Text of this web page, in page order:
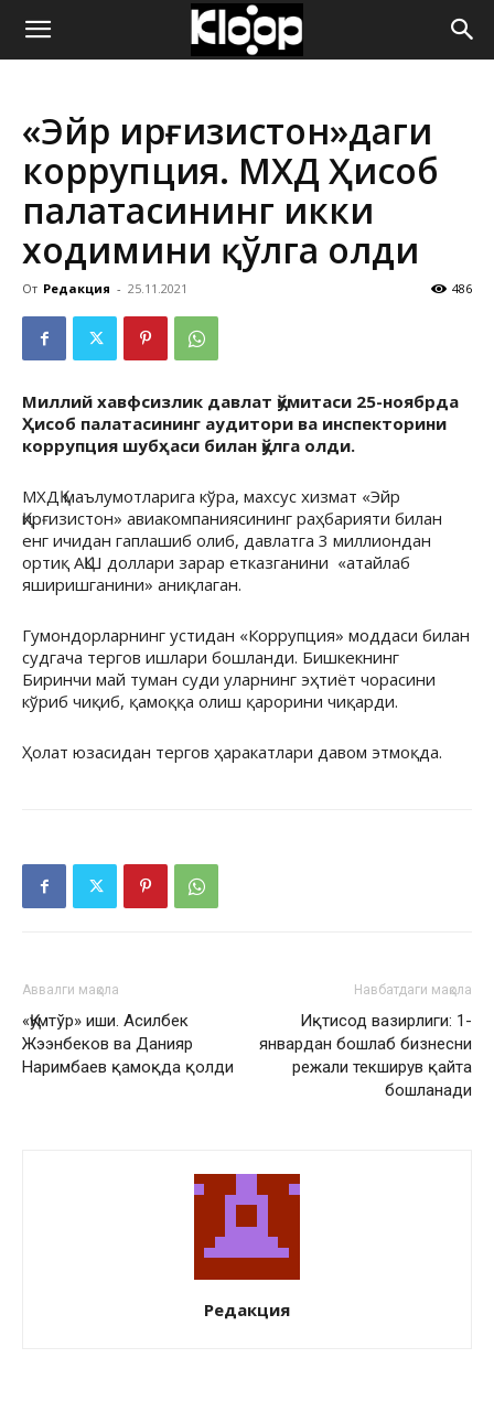
ҚИРҒИЗИСТОН
ЯНГИЛИКЛАРИ
«Эйр Қирғизистон»даги
коррупция. МХДҚ Ҳисоб
палатасининг икки
ходимини қўлга олди
От Редакция - 25.11.2021 486
Миллий хавфсизлик давлат қўмитаси 25-ноябрда
Ҳисоб палатасининг аудитори ва инспекторини
коррупция шубҳаси билан қўлга олди.
МХДҚ маълумотларига кўра, махсус хизмат «Эйр
Қирғизистон» авиакомпаниясининг раҳбарияти билан
енг ичидан гаплашиб олиб, давлатга 3 миллиондан
ортиқ АҚШ доллари зарар етказганини «атайлаб
яширишганини» аниқлаган.
Гумондорларнинг устидан «Коррупция» моддаси билан
судгача тергов ишлари бошланди. Бишкекнинг
Биринчи май туман суди уларнинг эҳтиёт чорасини
кўриб чиқиб, қамоққа олиш қарорини чиқарди.
Ҳолат юзасидан тергов ҳаракатлари давом этмоқда.
Аввалги мақола
«Қумтўр» иши. Асилбек
Жээнбеков ва Данияр
Наримбаев қамоқда қолди
Навбатдаги мақола
Иқтисод вазирлиги: 1-
январдан бошлаб бизнесни
режали текширув қайта
бошланади
Редакция